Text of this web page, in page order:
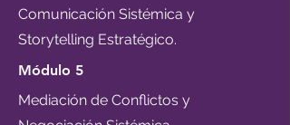
Comunicación Sistémica y
Storytelling Estratégico.
​Módulo 5
Mediación de Conflictos y